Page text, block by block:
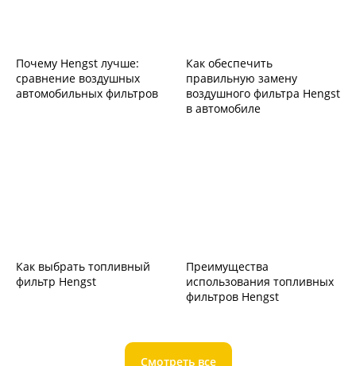
Почему Hengst лучше:
сравнение воздушных
автомобильных фильтров
Как обеспечить
правильную замену
воздушного фильтра Hengst
в автомобиле
Как выбрать топливный
фильтр Hengst
Преимущества
использования топливных
фильтров Hengst
Смотреть все